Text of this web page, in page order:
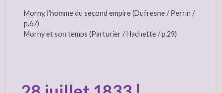
Morny, l'homme du second empire (Dufresne / Perrin /
p.67)
Morny et son temps (Parturier / Hachette / p.29)